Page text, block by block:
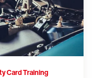
Card Training